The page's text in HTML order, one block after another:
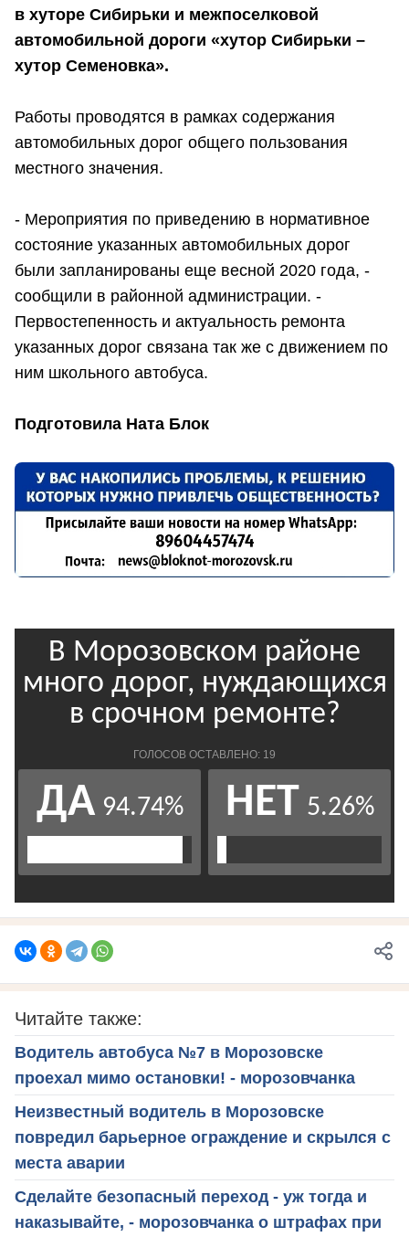
в хуторе Сибирьки и межпоселковой
автомобильной дороги «хутор Сибирьки –
хутор Семеновка».
Работы проводятся в рамках содержания
автомобильных дорог общего пользования
местного значения.
- Мероприятия по приведению в нормативное
состояние указанных автомобильных дорог
были запланированы еще весной 2020 года, -
сообщили в районной администрации. -
Первостепенность и актуальность ремонта
указанных дорог связана так же с движением по
ним школьного автобуса.
Подготовила Ната Блок
Читайте также:
Водитель автобуса №7 в Морозовске
проехал мимо остановки! - морозовчанка
Неизвестный водитель в Морозовске
повредил барьерное ограждение и скрылся с
места аварии
Сделайте безопасный переход - уж тогда и
наказывайте, - морозовчанка о штрафах при